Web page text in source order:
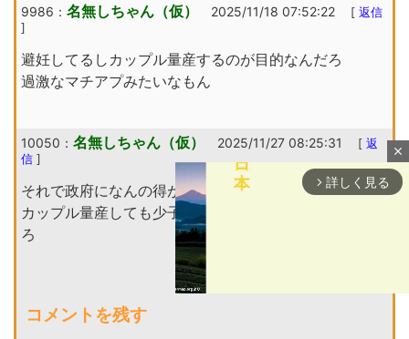
9986： 名無しちゃん（仮） 2025/11/18 07:52:22 [ 返信
]
避妊してるしカップル量産するのが目的なんだろ
過激なマチアプみたいなもん
10050： 名無しちゃん（仮） 2025/11/27 08:25:31 [ 返
信 ]
それで政府になんの得が？
カップル量産しても少子化止まらないなら意味ないだ
ろ
コメントを残す
close
arrow_forward_ios 詳しく見る